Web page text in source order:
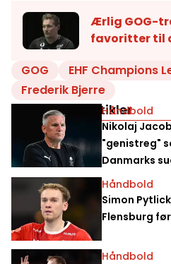
Ærlig GOG-
favoritter til
GOG
EHF Champions
Frederik Bjerre
Relaterede artikler
Håndbold
Nikolaj
"genistreg"
Danmarks
Håndbold
Simon
Flensburg
Håndbold